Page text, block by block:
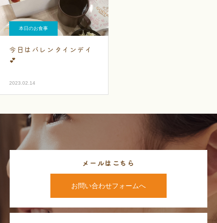
本日のお食事
今日はバレンタインデイ
💕
2023.02.14
メールはこちら
お問い合わせフォームへ